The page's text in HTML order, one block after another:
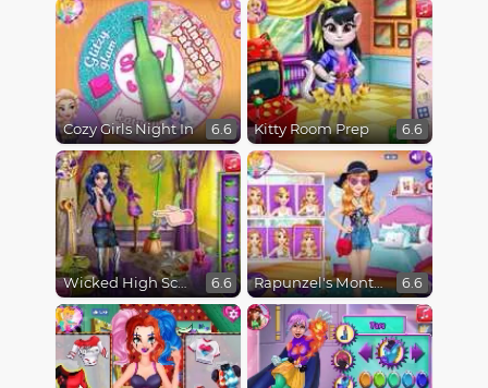
Cozy Girls Night In 6.6 Kitty Room Prep 6.6
Wicked High School Prom Tailor 6.6 Rapunzel's Monthly Favorites 6.6